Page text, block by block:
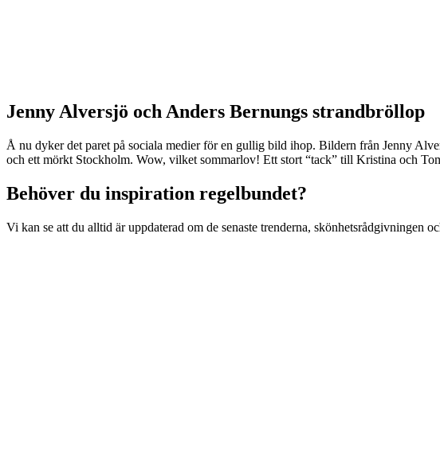
Jenny Alversjö och Anders Bernungs strandbröllop
Å nu dyker det paret på sociala medier för en gullig bild ihop. Bildern från Jenny
och ett mörkt Stockholm. Wow, vilket sommarlov! Ett stort “tack” till Kristina och
Behöver du inspiration regelbundet?
Vi kan se att du alltid är uppdaterad om de senaste trenderna,